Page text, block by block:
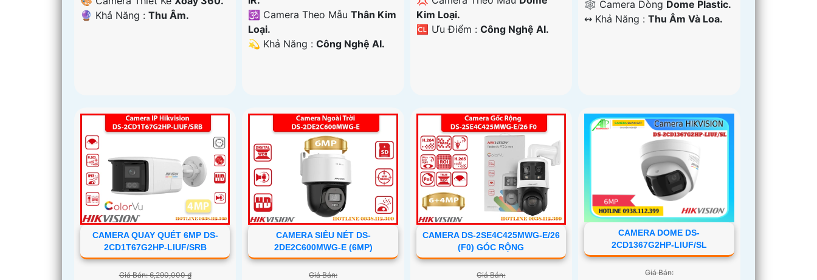
️🔮 Khả Năng : Thu Âm.
🕉️ Camera Theo MẫuThân Kim
Loại.
️💫 Khả Năng :Công Nghệ AI.
Kim Loại.
️🆑 Ưu Điểm : Công Nghệ AI.
🕸️ Camera Dòng Dome Plastic.
️↭ Khả Năng :Thu Âm Và Loa.
CAMERA QUAY QUÉT 6MP DS-
2CD1T67G2HP-LIUF/SRB
Giá Bán: 6,290,000 ₫
CAMERA SIÊU NÉT DS-
2DE2C600MWG-E (6MP)
Giá Bán:
CAMERA DS-2SE4C425MWG-E/26
(F0) GÓC RỘNG
Giá Bán:
CAMERA DOME DS-
2CD1367G2HP-LIUF/SL
Giá Bán: